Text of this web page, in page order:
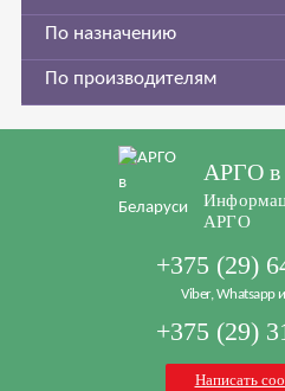
По назначению
По производителям
АРГО в
АРГО
+375 (29)
Viber, Whatsapp
+375 (29)
Написать